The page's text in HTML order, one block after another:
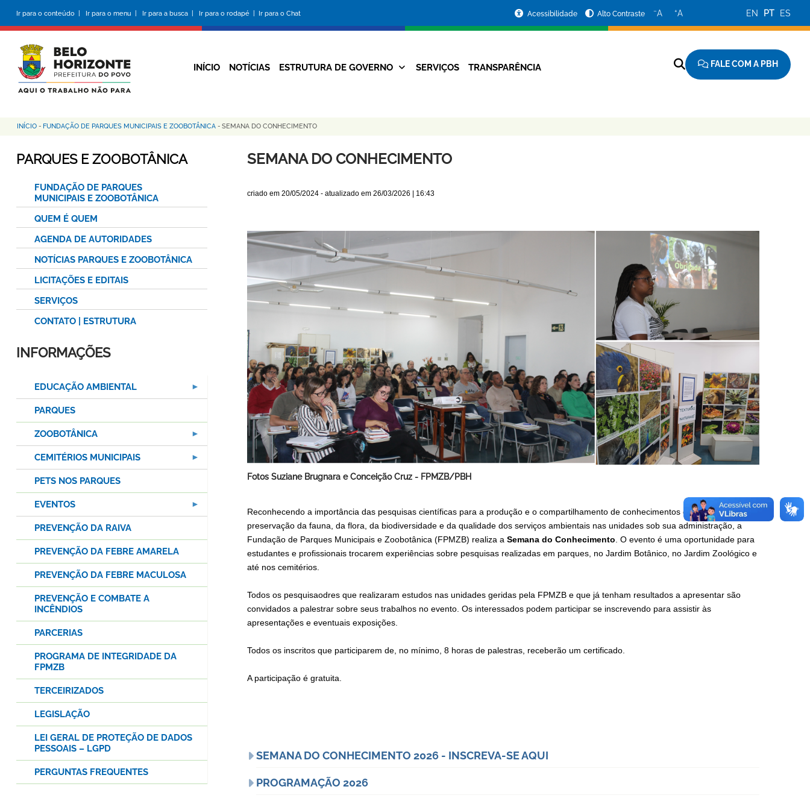
conteúdo
principal
Ir para o conteúdo | Ir para o menu | Ir para a busca | Ir para o rodapé | Ir para o Chat
da
Prefeitura
Acessibilidade Alto Contraste −A +A EN PT ES
Navegação
INÍCIO NOTÍCIAS ESTRUTURA DE GOVERNO SERVIÇOS TRANSPARÊNCIA FALE COM A PBH
Trilha
de
INÍCIO - FUNDAÇÃO DE PARQUES MUNICIPAIS E ZOOBOTÂNICA - SEMANA DO CONHECIMENTO
SEMANA DO CONHECIMENTO
criado em 20/05/2024- atualizado em 26/03/2026 | 16:43
Fotos Suziane Brugnara e Conceição Cruz - FPMZB/PBH
Reconhecendo a importância das pesquisas científicas para a produção e o compartilhamento de conhecimentos que subsidiem a
preservação da fauna, da flora, da biodiversidade e da qualidade dos serviços ambientais nas unidades sob sua administração, a
Fundação de Parques Municipais e Zoobotânica (FPMZB) realiza a Semana do Conhecimento . O evento é uma oportunidade para
estudantes e profissionais trocarem experiências sobre pesquisas realizadas em parques, no Jardim Botânico, no Jardim Zoológico e
até nos cemitérios.
Todos os pesquisaodres que realizaram estudos nas unidades geridas pela FPMZB e que já tenham resultados a apresentar são
convidados a palestrar sobre seus trabalhos no evento. Os interessados podem participar se inscrevendo para assistir às
apresentações e eventuais exposições.
Todos os inscritos que participarem de, no mínimo, 8 horas de palestras, receberão um certificado.
A participação é gratuita.
SEMANA DO CONHECIMENTO 2026 - INSCREVA-SE AQUI
PROGRAMAÇÃO 2026
PARQUES E ZOOBOTÂNICA
FUNDAÇÃO DE PARQUES
MUNICIPAIS E ZOOBOTÂNICA
QUEM É QUEM
AGENDA DE AUTORIDADES
NOTÍCIAS PARQUES E ZOOBOTÂNICA
LICITAÇÕES E EDITAIS
SERVIÇOS
CONTATO | ESTRUTURA
INFORMAÇÕES
EDUCAÇÃO AMBIENTAL
PARQUES
ZOOBOTÂNICA
CEMITÉRIOS MUNICIPAIS
PETS NOS PARQUES
EVENTOS
PREVENÇÃO DA RAIVA
PREVENÇÃO DA FEBRE AMARELA
PREVENÇÃO DA FEBRE MACULOSA
PREVENÇÃO E COMBATE A
INCÊNDIOS
PARCERIAS
PROGRAMA DE INTEGRIDADE DA
FPMZB
TERCEIRIZADOS
LEGISLAÇÃO
LEI GERAL DE PROTEÇÃO DE DADOS
PESSOAIS – LGPD
PERGUNTAS FREQUENTES